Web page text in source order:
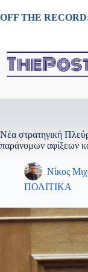
στο
OFF THE
Νέα στρατηγική
παράνομων αφίξεων
Νίκος
ΠΟΛΙΤΙΚΑ